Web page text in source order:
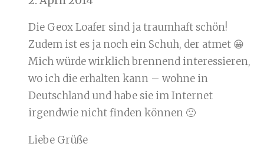
Die Geox Loafer sind ja traumhaft schön!
Zudem ist es ja noch ein Schuh, der atmet 😀
Mich würde wirklich brennend interessieren,
wo ich die erhalten kann – wohne in
Deutschland und habe sie im Internet
irgendwie nicht finden können 🙁
Liebe Grüße